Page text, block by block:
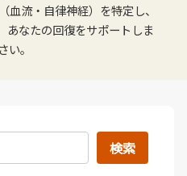
流・自律神経）を特定し、
あなたの回復をサポートしま
。
検索